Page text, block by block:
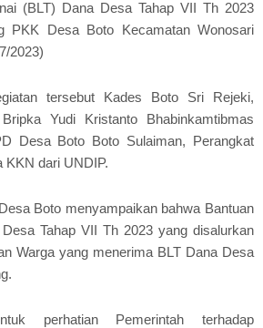
(BLT) Dana Desa Tahap VII Th 2023
PKK Desa Boto Kecamatan Wonosari
2023)
tersebut Kades Boto Sri Rejeki,
Yudi Kristanto Bhabinkamtibmas
Desa Boto Boto Sulaiman, Perangkat
KKN dari UNDIP.
Boto menyampaikan bahwa Bantuan
Tahap VII Th 2023 yang disalurkan
Warga yang menerima BLT Dana Desa
perhatian Pemerintah terhadap